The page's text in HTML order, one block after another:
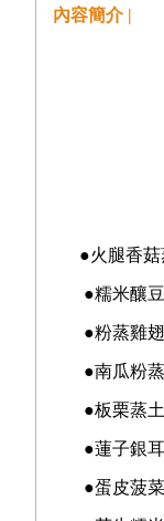
內容簡介 |
●火腿香菇
●糯米釀豆
●粉蒸雞翅
●南瓜粉蒸
●板栗蒸
●蓮子銀
●蛋皮菠